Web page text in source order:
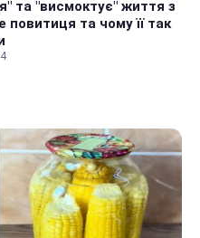
та "висмоктує" життя з
повитиця та чому її так